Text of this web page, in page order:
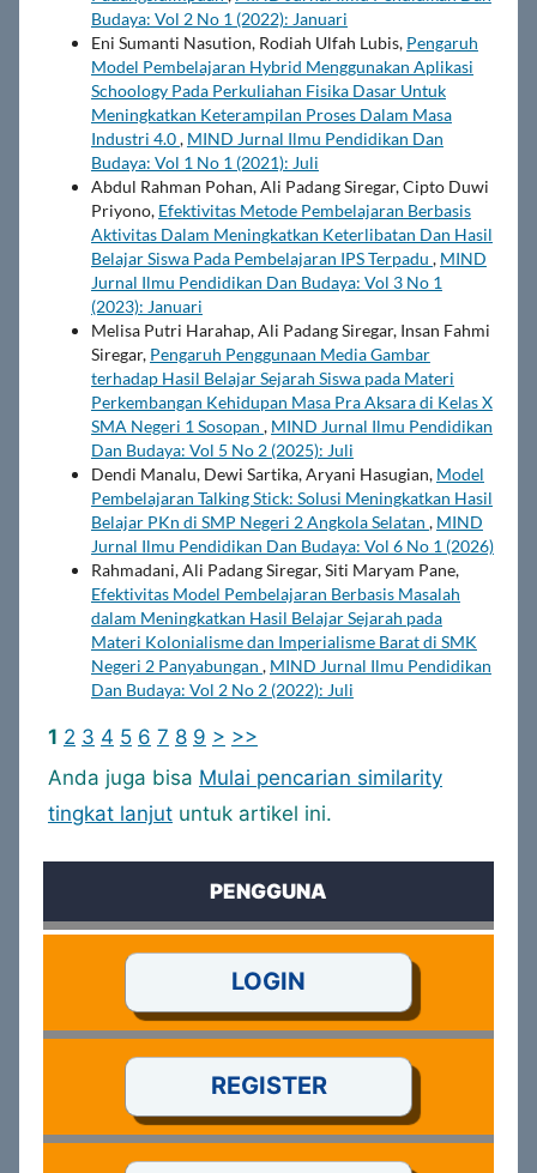
Budaya: Vol 2 No 1 (2022): Januari
Eni Sumanti Nasution, Rodiah Ulfah Lubis, Pengaruh
Model Pembelajaran Hybrid Menggunakan Aplikasi
Schoology Pada Perkuliahan Fisika Dasar Untuk
Meningkatkan Keterampilan Proses Dalam Masa
Industri 4.0, MIND Jurnal Ilmu Pendidikan Dan
Budaya: Vol 1 No 1 (2021): Juli
Abdul Rahman Pohan, Ali Padang Siregar, Cipto Duwi
Priyono, Efektivitas Metode Pembelajaran Berbasis
Aktivitas Dalam Meningkatkan Keterlibatan Dan Hasil
Belajar Siswa Pada Pembelajaran IPS Terpadu , MIND
Jurnal Ilmu Pendidikan Dan Budaya: Vol 3 No 1
(2023): Januari
Melisa Putri Harahap, Ali Padang Siregar, Insan Fahmi
Siregar, Pengaruh Penggunaan Media Gambar
terhadap Hasil Belajar Sejarah Siswa pada Materi
Perkembangan Kehidupan Masa Pra Aksara di Kelas X
SMA Negeri 1 Sosopan , MIND Jurnal Ilmu Pendidikan
Dan Budaya: Vol 5 No 2 (2025): Juli
Dendi Manalu, Dewi Sartika, Aryani Hasugian, Model
Pembelajaran Talking Stick: Solusi Meningkatkan Hasil
Belajar PKn di SMP Negeri 2 Angkola Selatan , MIND
Jurnal Ilmu Pendidikan Dan Budaya: Vol 6 No 1 (2026)
Rahmadani, Ali Padang Siregar, Siti Maryam Pane,
Efektivitas Model Pembelajaran Berbasis Masalah
dalam Meningkatkan Hasil Belajar Sejarah pada
Materi Kolonialisme dan Imperialisme Barat di SMK
Negeri 2 Panyabungan , MIND Jurnal Ilmu Pendidikan
Dan Budaya: Vol 2 No 2 (2022): Juli
1 2 3 4 5 6 7 8 9 > >>
Anda juga bisa Mulai pencarian similarity
tingkat lanjutuntuk artikel ini.
PENGGUNA
LOGIN
REGISTER